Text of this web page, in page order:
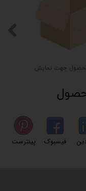
جهت نمایش
فیسبوک پینترست